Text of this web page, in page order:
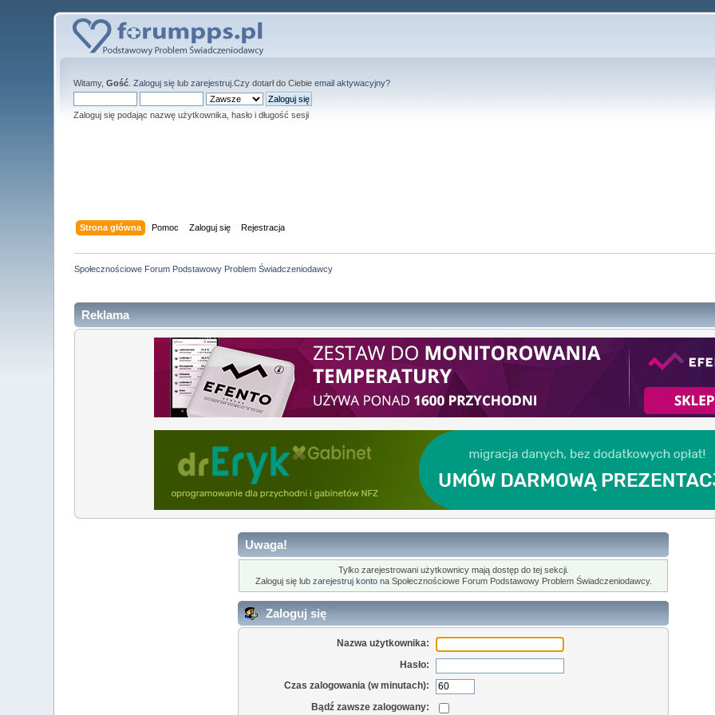
Witamy,Gość .Zaloguj się lubzarejestruj .Czy dotarł do Ciebieemail aktywacyjny?
Zaloguj się podając nazwę użytkownika, hasło i długość sesji
Strona główna Pomoc Zaloguj się Rejestracja
Społecznościowe Forum Podstawowy Problem Świadczeniodawcy
Reklama
Uwaga!
Tylko zarejestrowani użytkownicy mają dostęp do tej sekcji.
Zaloguj się lub zarejestruj kontona Społecznościowe Forum Podstawowy Problem Świadczeniodawcy.
Zaloguj się
Nazwa użytkownika:
Hasło:
Czas zalogowania (w minutach):
Bądź zawsze zalogowany: